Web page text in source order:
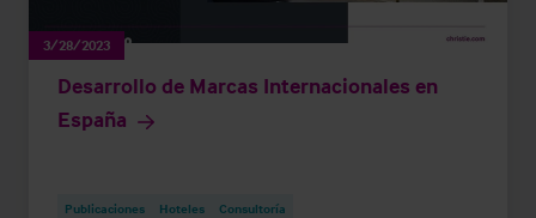
3/28/2023
Desarrollo de Marcas Internacionales en
España
Publicaciones Hoteles Consultoría